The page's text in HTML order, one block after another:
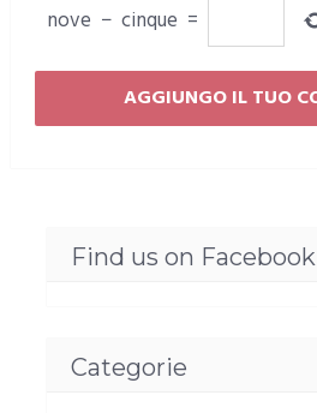
nove − cinque =
Find us on Facebook
Categorie